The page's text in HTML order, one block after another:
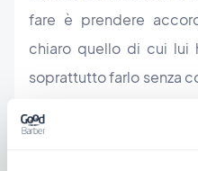
fare è prendere
chiaro quello di cui lui
soprattutto farlo senza